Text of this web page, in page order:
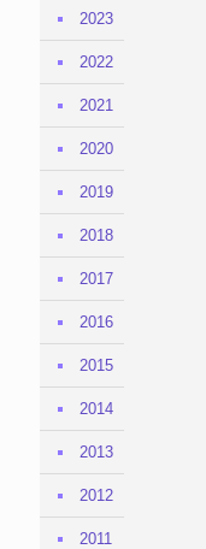
2023
2022
2021
2020
2019
2018
2017
2016
2015
2014
2013
2012
2011